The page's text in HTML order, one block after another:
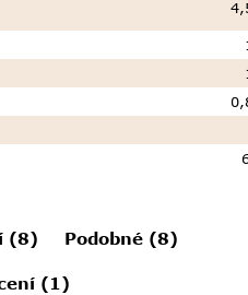
(8) Podobné (8)
(1)